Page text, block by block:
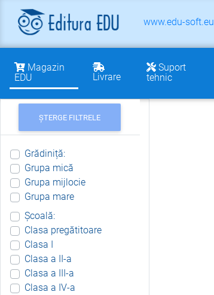
www.edu-soft.eu
Magazin
EDU
Livrare
Suport
tehnic
ȘTERGE FILTRELE
Grădiniță:
Grupa mică
Grupa mijlocie
Grupa mare
Școală:
Clasa pregătitoare
Clasa I
Clasa a II-a
Clasa a III-a
Clasa a IV-a